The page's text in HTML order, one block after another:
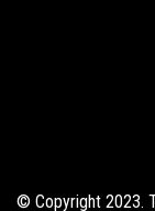
© Copyright 2023.